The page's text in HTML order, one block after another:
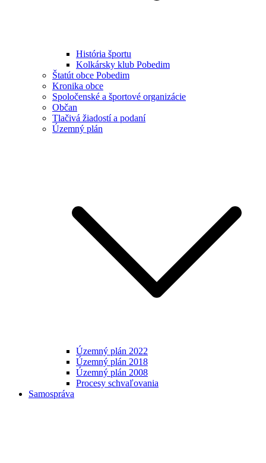
História športu
Kolkársky klub Pobedim
Štatút obce Pobedim
Kronika obce
Spoločenské a športové organizácie
Občan
Tlačivá žiadostí a podaní
Územný plán
Územný plán 2022
Územný plán 2018
Územný plán 2008
Procesy schvaľovania
Samospráva